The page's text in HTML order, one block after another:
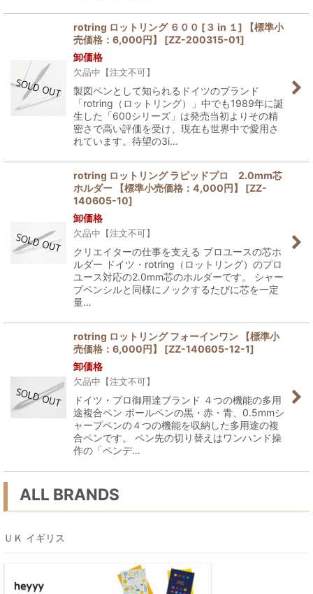
rotring ロットリング ６００ [３ in １] 【標準小
売価格：6,000円】
[ZZ-200315-01]
卸価格
欠品中【注文不可】
製図ペンとして知られるドイツのブランド
「rotring（ロットリング）」中でも1989年に誕
生した「600シリーズ」は発売当初よりその精
密さで高い評価を受け、現在も世界中で愛用さ
れています。待望の3i…
rotring ロットリング ラピッドプロ 2.0mm芯
ホルダー 【標準小売価格：4,000円】
[ZZ-
140605-10]
卸価格
欠品中【注文不可】
クリエイターの仕事を支える プロユースの芯ホ
ルダー ドイツ・rotring（ロットリング）のプロ
ユース対応の2.0mm芯のホルダーです。 シャー
プペンシルと同様にノックするたびに芯を一定
量…
rotring ロットリング フォーインワン 【標準小
売価格：6,000円】
[ZZ-140605-12-1]
卸価格
欠品中【注文不可】
ドイツ・プロ御用達ブランド ４つの機能の多用
途複合ペン ボールペンの黒・赤・青、0.5mmシ
ャープペンの４つの機能を収納した多用途の複
合ペンです。 ペン先の切り替えはワンハンド操
作の「ペンデ…
ALL BRANDS
ＵＫ イギリス